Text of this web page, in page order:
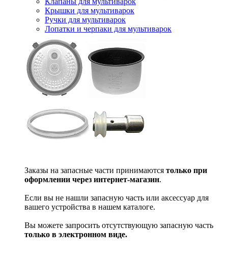
Крышки для мультиварок
Ручки для мультиварок
Лопатки и черпаки для мультиварок
Заказы на запасные части принимаются только при
оформлении через интернет-магазин.
Если вы не нашли запасную часть или аксессуар для
вашего устройства в нашем каталоге.
Вы можете запросить отсутствующую запасную часть
только в электронном виде.